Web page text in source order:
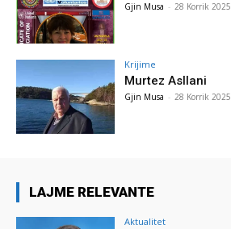
Gjin Musa - 28 Korrik 2025
Krijime
Murtez Asllani
Gjin Musa - 28 Korrik 2025
LAJME RELEVANTE
Aktualitet